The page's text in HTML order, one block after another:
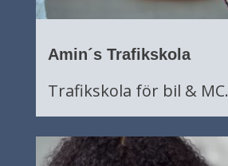
Amin´s Trafikskola
Trafikskola för bil & MC.